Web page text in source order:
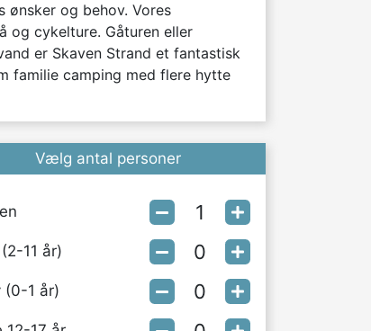
ønsker og behov. Vores
og cykelture. Gåturen eller
er Skaven Strand et fantastisk
familie camping med flere hytte
Vælg antal personer
11 år)
(0-1 år)